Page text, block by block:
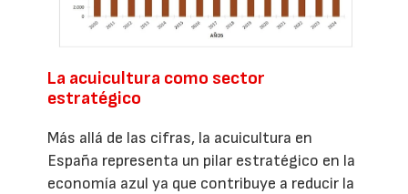
La acuicultura como sector
estratégico
Más allá de las cifras, la acuicultura en
España representa un pilar estratégico en la
economía azul ya que contribuye a reducir la